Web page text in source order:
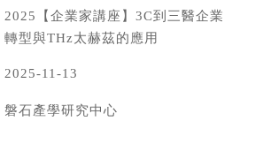
2025【企業家講座】3C到三醫企業
轉型與THz太赫茲的應用
2025-11-13
磐石產學研究中心